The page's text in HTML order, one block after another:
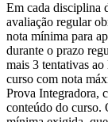
Em cada disciplina
avaliação regular
nota mínima para
durante o prazo
mais 3 tentativas
curso com nota
Prova Integradora,
conteúdo do curso.